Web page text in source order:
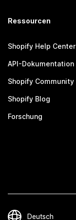
Ressourcen
Shopify Help Center
API-Dokumentation
Shopify Community
Shopify Blog
Forschung